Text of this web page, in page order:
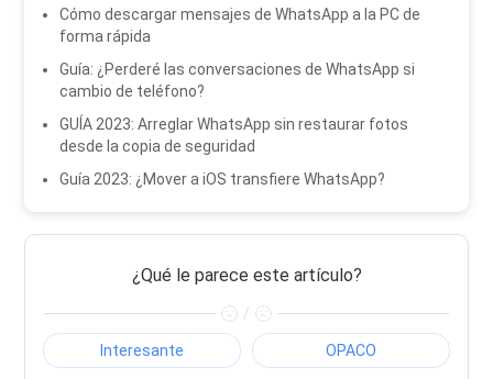
Cómo descargar mensajes de WhatsApp a la PC de
forma rápida
Guía: ¿Perderé las conversaciones de WhatsApp si
cambio de teléfono?
GUÍA 2023: Arreglar WhatsApp sin restaurar fotos
desde la copia de seguridad
Guía 2023: ¿Mover a iOS transfiere WhatsApp?
¿Qué le parece este artículo?
/
Interesante OPACO